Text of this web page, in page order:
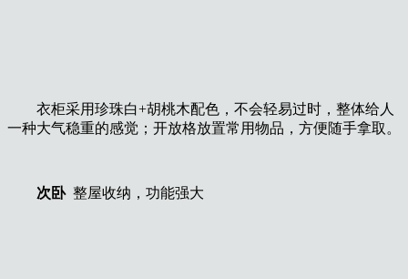
衣柜采用珍珠白+胡桃木配色，不会轻易过时，整体给人
一种大气稳重的感觉；开放格放置常用物品，方便随手拿取。
次卧整屋收纳，功能强大